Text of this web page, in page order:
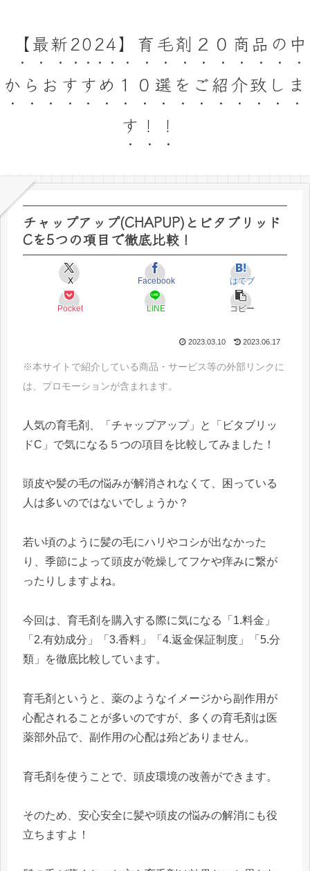
【最新2024】育毛剤２０商品の中
からおすすめ１０選をご紹介致しま
す！！
チャップアップ(CHAPUP)とビタブリッド
Cを5つの項目で徹底比較！
X Facebook はてブ
Pocket LINE コピー
2023.03.10 2023.06.17
※本サイトで紹介している商品・サービス等の外部リンクに
は、プロモーションが含まれます。
人気の育毛剤、「チャップアップ」と「ビタブリッ
ドC」で気になる５つの項目を比較してみました！
頭皮や髪の毛の悩みが解消されなくて、困っている
人は多いのではないでしょうか？
若い頃のように髪の毛にハリやコシが出なかった
り、季節によって頭皮が乾燥してフケや痒みに繋が
ったりしますよね。
今回は、育毛剤を購入する際に気になる「1.料金」
「2.有効成分」「3.香料」「4.返金保証制度」「5.分
類」を徹底比較しています。
育毛剤というと、薬のようなイメージから副作用が
心配されることが多いのですが、多くの育毛剤は医
薬部外品で、副作用の心配は殆どありません。
育毛剤を使うことで、頭皮環境の改善ができます。
そのため、安心安全に髪や頭皮の悩みの解消にも役
立ちますよ！